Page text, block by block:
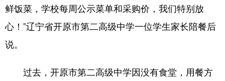
地方频道
辽宁 吉林 上海 江苏
鲜饭菜，学校每周公示菜单和采购价，我们特别放
心！”辽宁省开原市第二高级中学一位学生家长陪餐后
说。
过去，开原市第二高级中学因没有食堂，用餐方